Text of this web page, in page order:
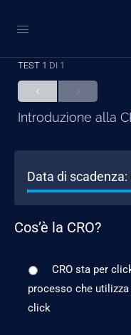
TEST 1 DI 1
Introduzione alla
Data di scadenza:
Cos’è la CRO?
CRO sta per
processo che
click